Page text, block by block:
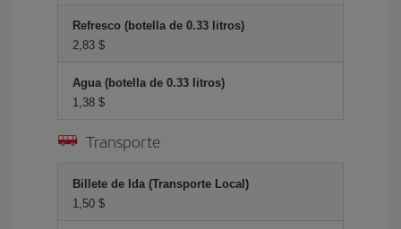
Refresco (botella de 0.33 litros)
2,83 $
Agua (botella de 0.33 litros)
1,38 $
Transporte
Billete de Ida (Transporte Local)
1,50 $